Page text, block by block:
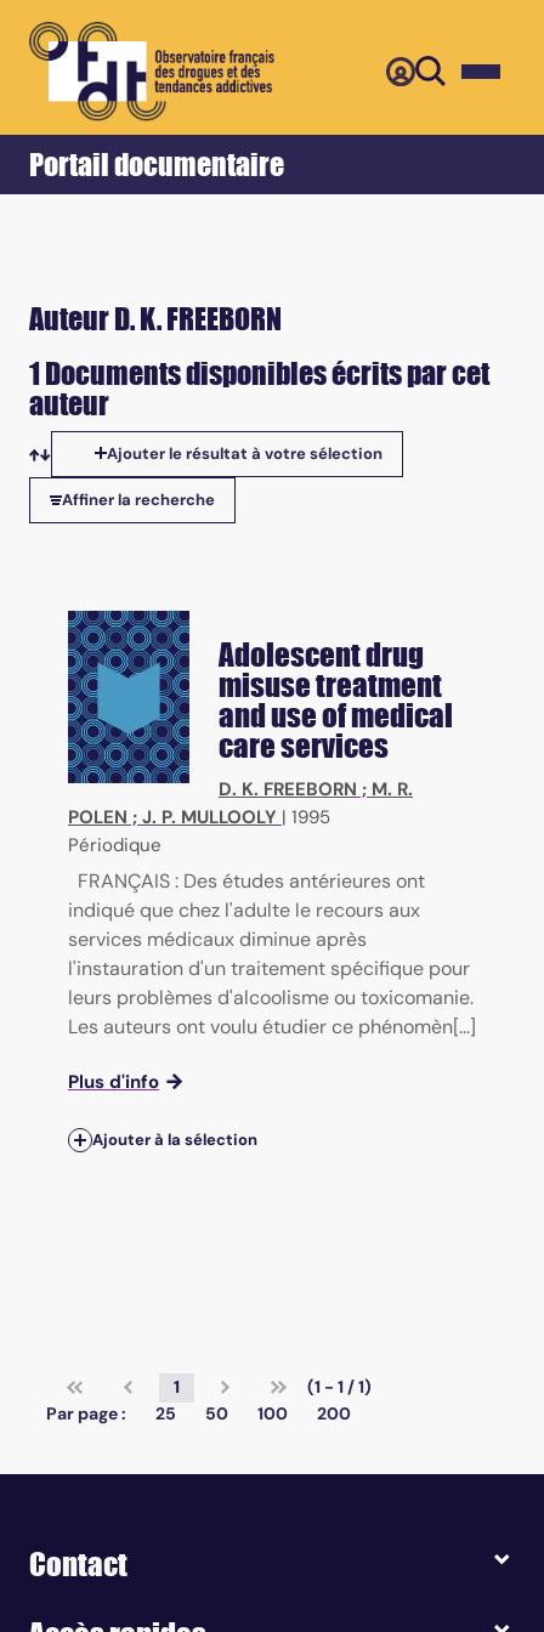
Portail documentaire
Accueil Retour
Auteur D. K. FREEBORN
1 Documents disponibles écrits par cet
auteur
Tris disponibles
Ajouter le résultat à votre sélection
Affiner la recherche
Adolescent drug
misuse treatment
and use of medical
care services
D. K. FREEBORN ; M. R.
POLEN ; J. P. MULLOOLY | 1995
Périodique
FRANÇAIS : Des études antérieures ont
indiqué que chez l'adulte le recours aux
services médicaux diminue après
l'instauration d'un traitement spécifique pour
leurs problèmes d'alcoolisme ou toxicomanie.
Les auteurs ont voulu étudier ce phénomèn[...]
Plus d'info
Ajouter à la sélection
1
(1 - 1 / 1)
Par page :
25 50 100 200
Contact